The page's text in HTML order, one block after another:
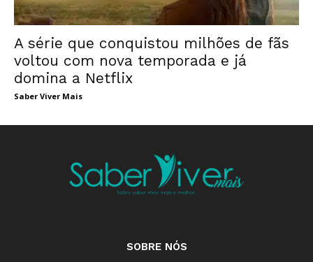
A série que conquistou milhões de fãs
voltou com nova temporada e já
domina a Netflix
Saber Viver Mais
SOBRE NÓS